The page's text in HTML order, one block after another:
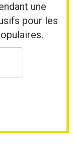
une
pour les